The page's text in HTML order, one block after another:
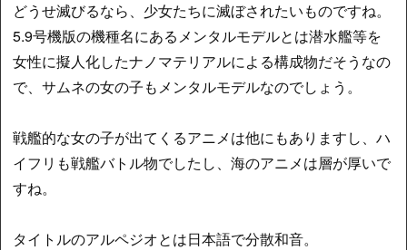
どうせ滅びるなら、少女たちに滅ぼされたいものですね。
5.9号機版の機種名にあるメンタルモデルとは潜水艦等を
女性に擬人化したナノマテリアルによる構成物だそうなの
で、サムネの女の子もメンタルモデルなのでしょう。
戦艦的な女の子が出てくるアニメは他にもありますし、ハ
イフリも戦艦バトル物でしたし、海のアニメは層が厚いで
すね。
タイトルのアルペジオとは日本語で分散和音。